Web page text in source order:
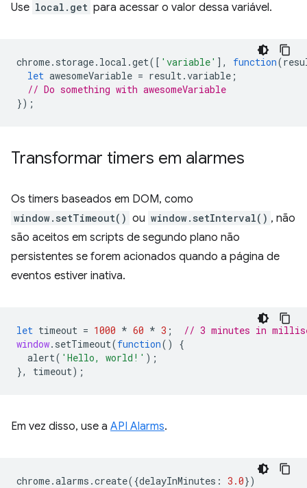
Use local.get para acessar o valor dessa variável.
chrome. storage. local .get([ 'variable' ], function(
let awesomeVariable = result.variable ;
// Do something with awesomeVariable
});
Transformar timers em alarmes
Os timers baseados em DOM, como
window.setTimeout() ou window.setInterval() , não
são aceitos em scripts de segundo plano não
persistentes se forem acionados quando a página de
eventos estiver inativa.
let timeout = 1000 * 60 * 3 ;
// 3 minutes in
window. setTimeout(function()
{
alert( 'Hello, world!' );
},
timeout);
Em vez disso, use a API Alarms.
chrome.alarms .create({delayInMinutes : 3.0})